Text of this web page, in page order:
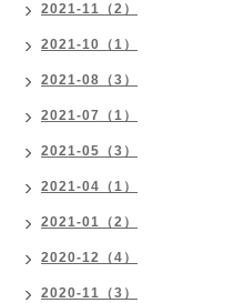
2021-11（2）
2021-10（1）
2021-08（3）
2021-07（1）
2021-05（3）
2021-04（1）
2021-01（2）
2020-12（4）
2020-11（3）